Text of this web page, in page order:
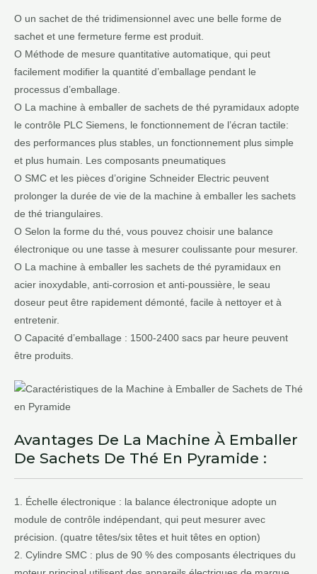
O un sachet de thé tridimensionnel avec une belle forme de
sachet et une fermeture ferme est produit.
O Méthode de mesure quantitative automatique, qui peut
facilement modifier la quantité d’emballage pendant le
processus d’emballage.
O La machine à emballer de sachets de thé pyramidaux adopte
le contrôle PLC Siemens, le fonctionnement de l’écran tactile:
des performances plus stables, un fonctionnement plus simple
et plus humain. Les composants pneumatiques
O SMC et les pièces d’origine Schneider Electric peuvent
prolonger la durée de vie de la machine à emballer les sachets
de thé triangulaires.
O Selon la forme du thé, vous pouvez choisir une balance
électronique ou une tasse à mesurer coulissante pour mesurer.
O La machine à emballer les sachets de thé pyramidaux en
acier inoxydable, anti-corrosion et anti-poussière, le seau
doseur peut être rapidement démonté, facile à nettoyer et à
entretenir.
O Capacité d’emballage : 1500-2400 sacs par heure peuvent
être produits.
Avantages De La Machine À Emballer
De Sachets De Thé En Pyramide :
1. Échelle électronique : la balance électronique adopte un
module de contrôle indépendant, qui peut mesurer avec
précision. (quatre têtes/six têtes et huit têtes en option)
2. Cylindre SMC : plus de 90 % des composants électriques du